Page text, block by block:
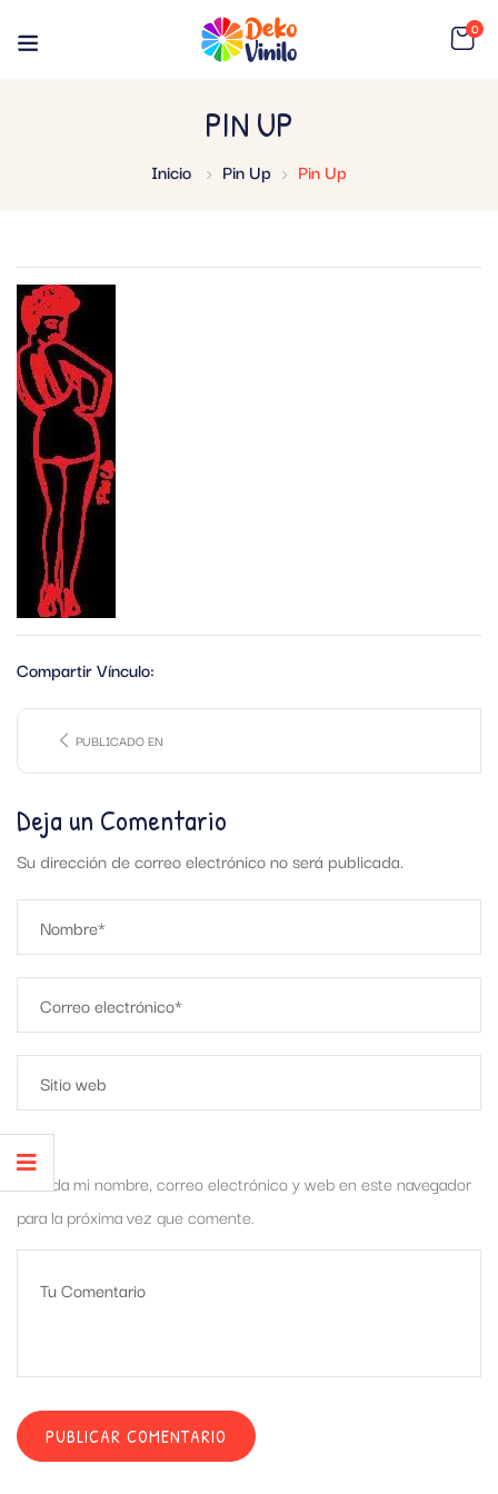
0
PIN UP
Inicio Pin Up Pin Up
Compartir Vínculo:
PUBLICADO EN
Deja un Comentario
Su dirección de correo electrónico no será publicada.
Guarda mi nombre, correo electrónico y web en este navegador
para la próxima vez que comente.